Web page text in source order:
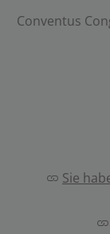
Conventus
Sie